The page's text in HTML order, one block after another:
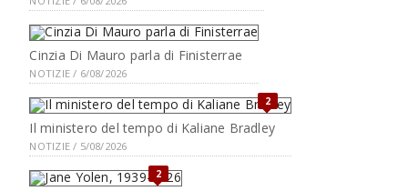
Cinzia Di Mauro parla di Finisterrae
NOTIZIE / 6/08/2026
2
Il ministero del tempo di Kaliane Bradley
NOTIZIE / 5/08/2026
2